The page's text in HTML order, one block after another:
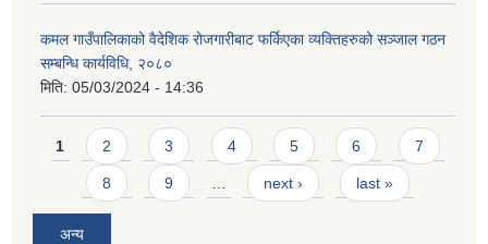
कमल गाउँपालिकाको वैदेशिक रोजगारीबाट फर्किएका व्यक्तिहरुको सञ्जाल गठन
सम्बन्धि कार्यविधि, २०८०
मिति: 05/03/2024 - 14:36
Pages
1 2 3 4 5 6 7
8 9 … next › last »
अन्य